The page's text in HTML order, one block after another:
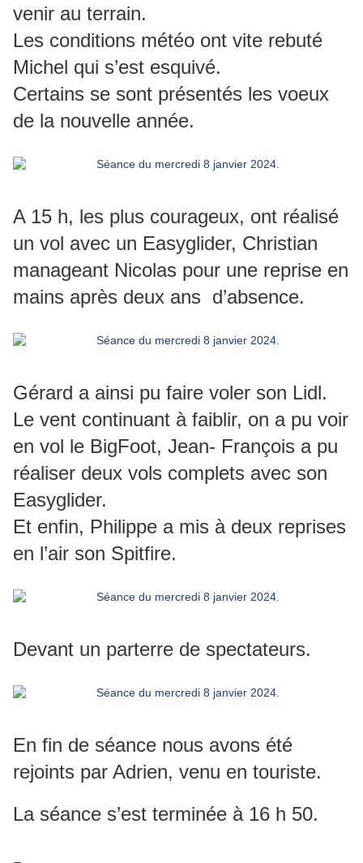
venir au terrain.
Les conditions météo ont vite rebuté
Michel qui s’est esquivé.
Certains se sont présentés les voeux
de la nouvelle année.
A 15 h, les plus courageux, ont réalisé
un vol avec un Easyglider, Christian
manageant Nicolas pour une reprise en
mains après deux ans d’absence.
Gérard a ainsi pu faire voler son Lidl.
Le vent continuant à faiblir, on a pu voir
en vol le BigFoot, Jean- François a pu
réaliser deux vols complets avec son
Easyglider.
Et enfin, Philippe a mis à deux reprises
en l’air son Spitfire.
Devant un parterre de spectateurs.
En fin de séance nous avons été
rejoints par Adrien, venu en touriste.
La séance s’est terminée à 16 h 50.